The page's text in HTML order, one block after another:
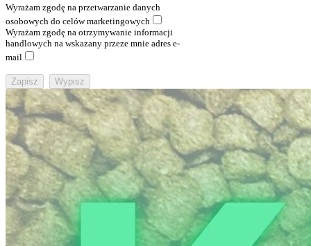
Wyrażam zgodę na przetwarzanie danych
osobowych do celów marketingowych
Wyrażam zgodę na otrzymywanie informacji
handlowych na wskazany przeze mnie adres e-
mail